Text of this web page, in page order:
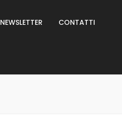
NEWSLETTER CONTATTI